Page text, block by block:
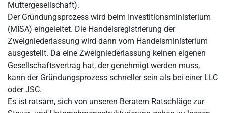
Muttergesellschaft).
Der Gründungsprozess wird beim Investitionsministerium
(MISA) eingeleitet. Die Handelsregistrierung der
Zweigniederlassung wird dann vom Handelsministerium
ausgestellt. Da eine Zweigniederlassung keinen eigenen
Gesellschaftsvertrag hat, der genehmigt werden muss,
kann der Gründungsprozess schneller sein als bei einer LLC
oder JSC.
Es ist ratsam, sich von unseren Beratern Ratschläge zur